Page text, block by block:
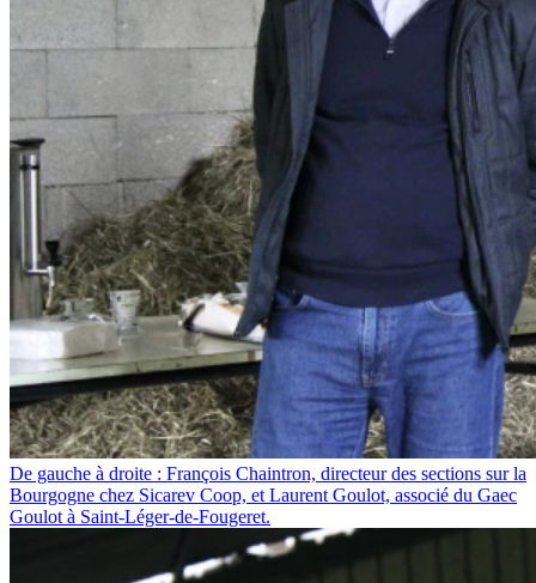
De gauche à droite : François Chaintron, directeur des sections sur la
Bourgogne chez Sicarev Coop, et Laurent Goulot, associé du Gaec
Goulot à Saint-Léger-de-Fougeret.